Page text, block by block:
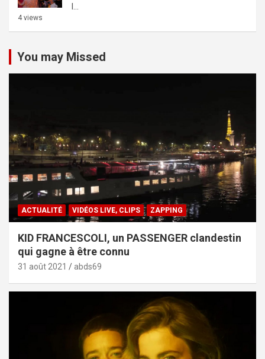
l...
4 views
You may Missed
ACTUALITÉ VIDÉOS LIVE, CLIPS ZAPPING
KID FRANCESCOLI, un PASSENGER clandestin
qui gagne à être connu
31 août 2021 abds69